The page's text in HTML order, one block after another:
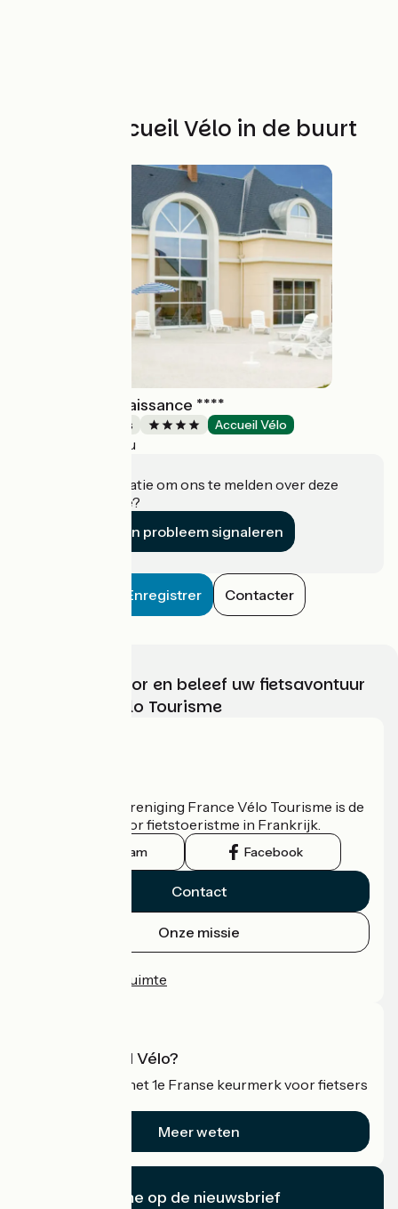
Andere Accueil Vélo in de buurt
Les Jardins Renaissance ****
Holiday residences Accueil Vélo
Azay-le-Rideau
Heeft u informatie om ons te melden over deze
accommodatie?
Een probleem signaleren
Enregistrer Contacter
Kies, bereid voor en beleef uw fietsavontuur
met France Vélo Tourisme
De nationale vereniging France Vélo Tourisme is de
officiële gids voor fietstoeristme in Frankrijk.
Instagram Facebook
Contact
Onze missie
Professionele ruimte
Wat is Accueil Vélo?
Accueil Vélo is het 1e Franse keurmerk voor fietsers
Meer weten
Ik abonneer me op de nieuwsbrief